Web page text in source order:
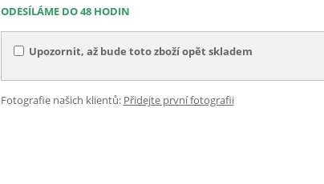
ODESÍLÁME DO 48 HODIN
Upozornit, až bude toto zboží opět skladem
Fotografie našich klientů: Přidejte první fotografii